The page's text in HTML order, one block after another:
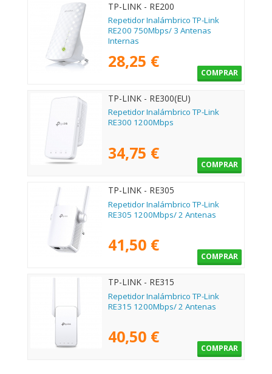
TP-LINK - RE200
Repetidor Inalámbrico TP-Link
RE200 750Mbps/ 3 Antenas
Internas
28,25 €
COMPRAR
TP-LINK - RE300(EU)
Repetidor Inalámbrico TP-Link
RE300 1200Mbps
34,75 €
COMPRAR
TP-LINK - RE305
Repetidor Inalámbrico TP-Link
RE305 1200Mbps/ 2 Antenas
41,50 €
COMPRAR
TP-LINK - RE315
Repetidor Inalámbrico TP-Link
RE315 1200Mbps/ 2 Antenas
40,50 €
COMPRAR